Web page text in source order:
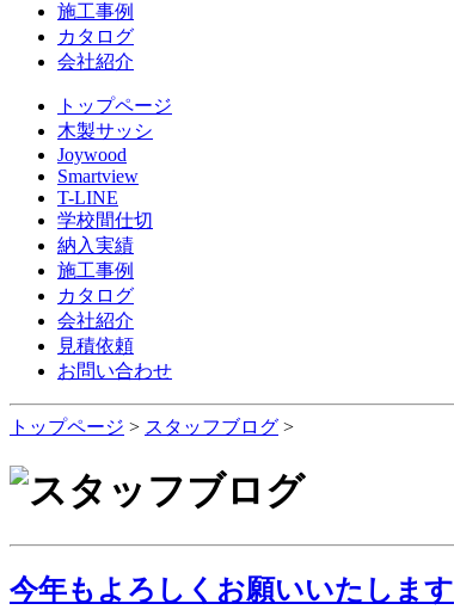
施工事例
カタログ
会社紹介
トップページ
木製サッシ
Joywood
Smartview
T-LINE
学校間仕切
納入実績
施工事例
カタログ
会社紹介
見積依頼
お問い合わせ
トップページ > スタッフブログ >
今年もよろしくお願いいたします